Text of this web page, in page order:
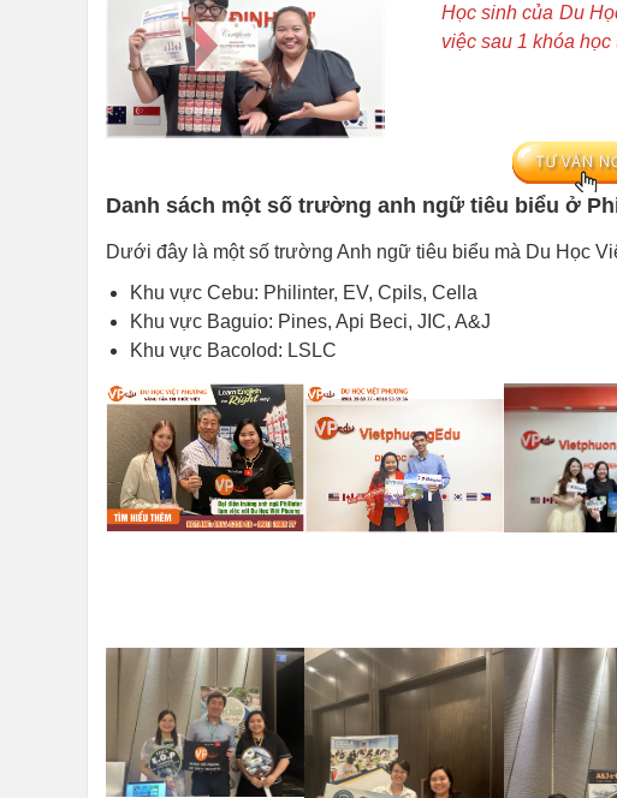
Học sinh của Du
việc sau 1 khóa
Danh sách một số trường anh ngữ tiêu biểu ở
Dưới đây là một số trường Anh ngữ tiêu biểu mà Du Học
Khu vực Cebu: Philinter, EV, Cpils, Cella
Khu vực Baguio: Pines, Api Beci, JIC, A&J
Khu vực Bacolod: LSLC